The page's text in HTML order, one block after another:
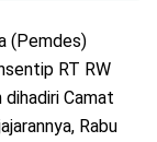
(Pemdes)
RT RW
Camat
Rabu